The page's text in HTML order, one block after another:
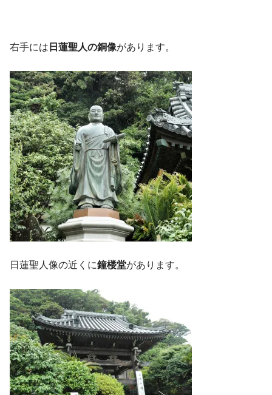
右手には 日蓮聖人の銅像があります。
日蓮聖人像の近くに鐘楼堂があります。